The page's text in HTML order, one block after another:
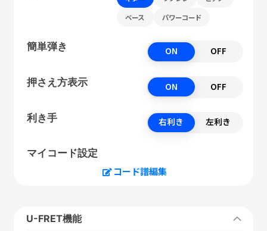
ベース パワーコード
簡単弾き ON OFF
押さえ方表示 ON OFF
利き手 右利き 左利き
マイコード設定
コード譜編集
U-FRET機能